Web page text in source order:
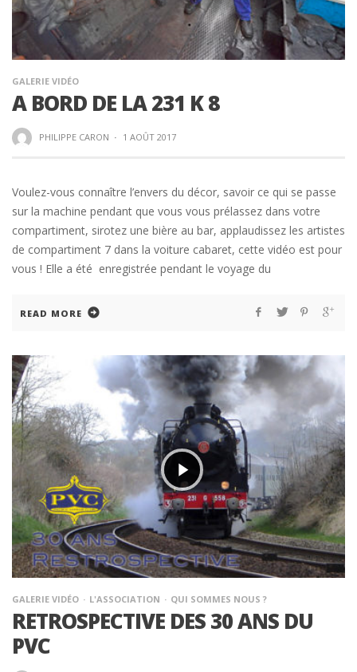
GALERIE VIDÉO
A BORD DE LA 231 K 8
PHILIPPE CARON · 1 AOÛT 2017
Voulez-vous connaître l’envers du décor, savoir ce qui se passe
sur la machine pendant que vous vous prélassez dans votre
compartiment, sirotez une bière au bar, applaudissez les artistes
de compartiment 7 dans la voiture cabaret, cette vidéo est pour
vous ! Elle a été enregistrée pendant le voyage du
READ MORE
GALERIE VIDÉO L'ASSOCIATION QUI SOMMES NOUS ?
RETROSPECTIVE DES 30 ANS DU
PVC